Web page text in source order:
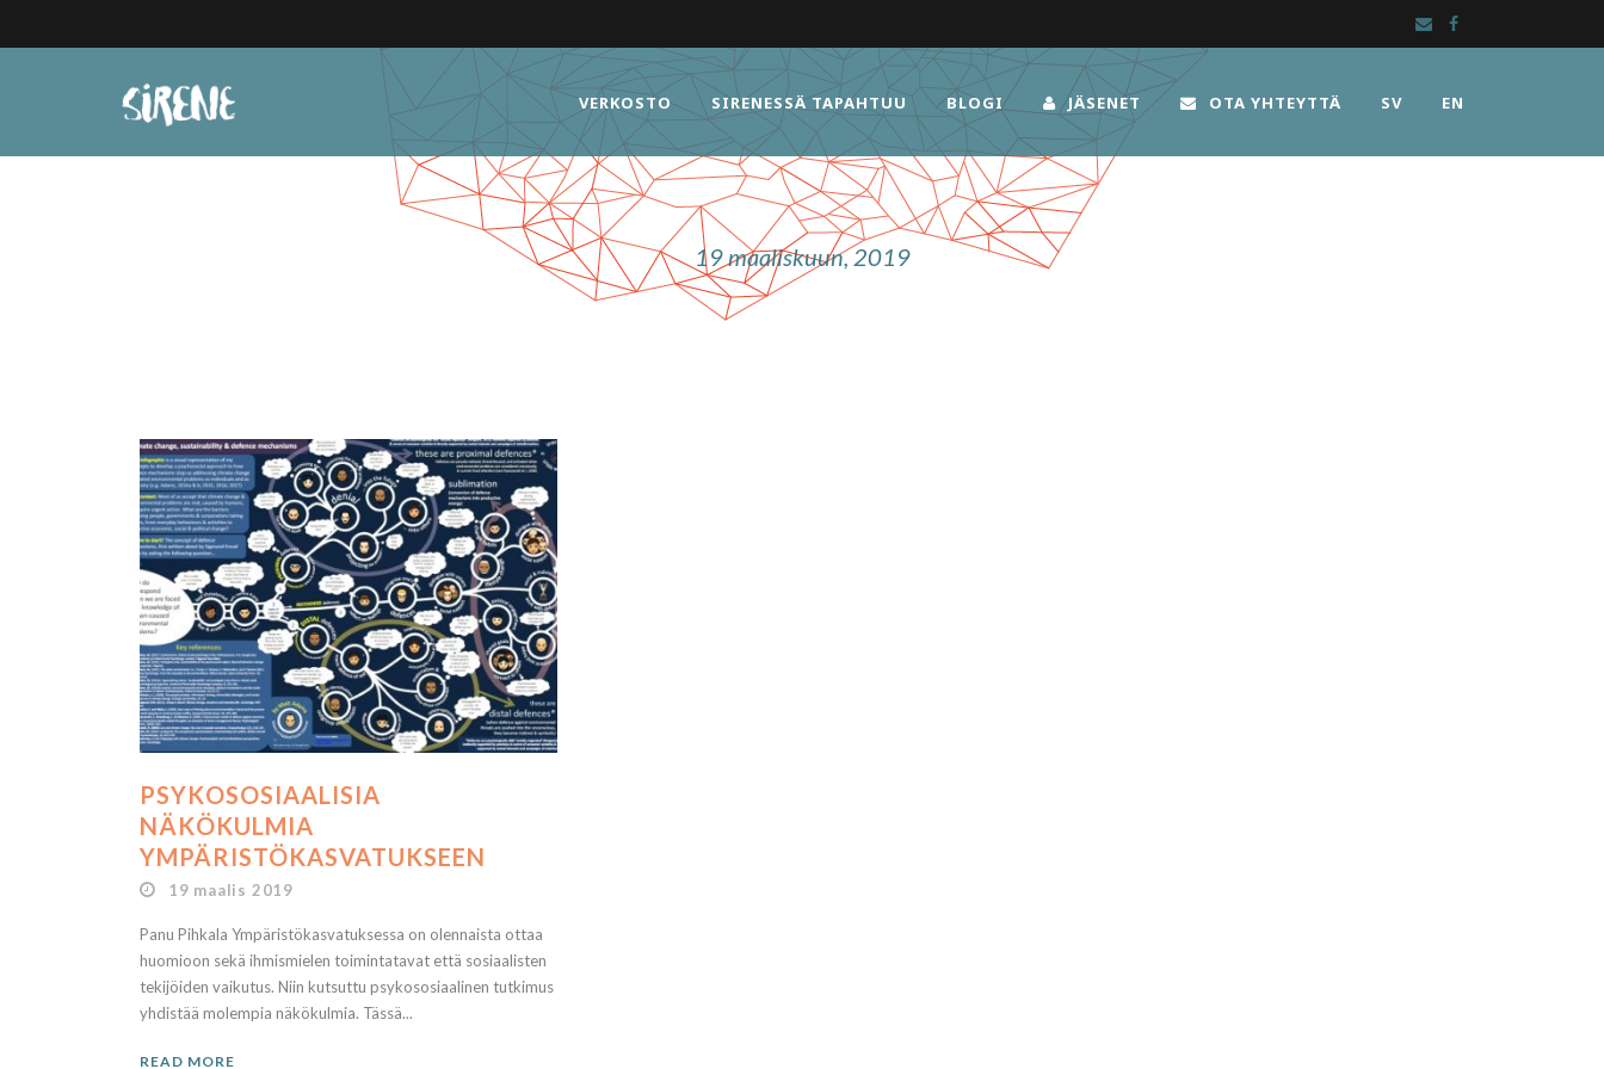
VERKOSTO SIRENESSÄ TAPAHTUU BLOGI JÄSENET OTA YHTEYTTÄ SV EN
19 maaliskuun, 2019
PSYKOSOSIAALISIA
NÄKÖKULMIA
YMPÄRISTÖKASVATUKSEEN
19 maalis 2019
Panu Pihkala Ympäristökasvatuksessa on olennaista ottaa
huomioon sekä ihmismielen toimintatavat että sosiaalisten
tekijöiden vaikutus. Niin kutsuttu psykososiaalinen tutkimus
yhdistää molempia näkökulmia. Tässä...
READ MORE